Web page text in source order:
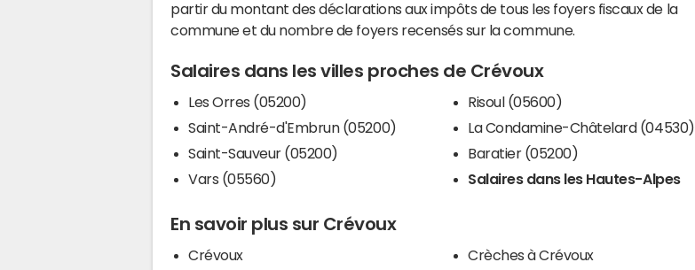
partir du montant des déclarations aux impôts de tous les foyers fiscaux de la
commune et du nombre de foyers recensés sur la commune.
Salaires dans les villes proches de Crévoux
Les Orres (05200)
Saint-André-d'Embrun (05200)
Saint-Sauveur (05200)
Vars (05560)
Risoul (05600)
La Condamine-Châtelard (04530)
Baratier (05200)
Salaires dans les Hautes-Alpes
En savoir plus sur Crévoux
Crévoux
Crèches à Crévoux